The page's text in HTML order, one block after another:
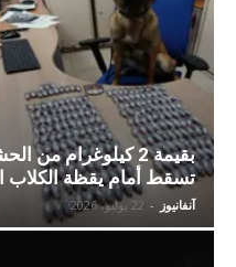
بقيمة 2 كيلوغرام
تسقط أمام يقظة الكلاب
آنفانيوز - 22 يوليو، 2026